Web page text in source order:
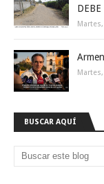
BUSCAR AQUÍ